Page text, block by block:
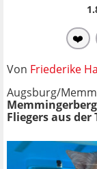
❤️
Von Friederike
Augsburg/
Fliegers aus